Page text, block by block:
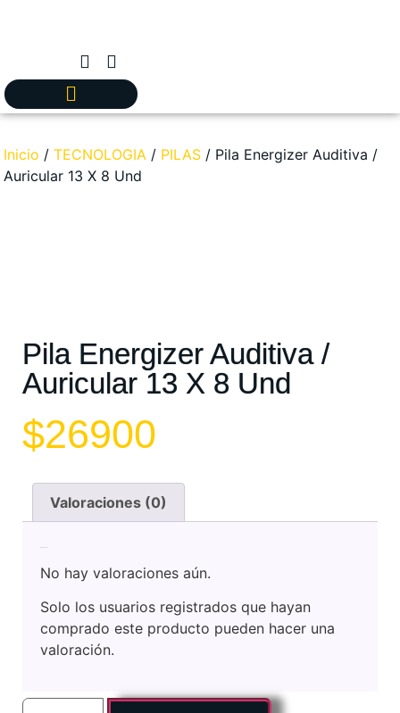
Inicio / TECNOLOGIA / PILAS / Pila Energizer Auditiva /
Auricular 13 X 8 Und
Pila Energizer Auditiva /
Auricular 13 X 8 Und
$26900
Valoraciones (0)
No hay valoraciones aún.
Solo los usuarios registrados que hayan
comprado este producto pueden hacer una
valoración.